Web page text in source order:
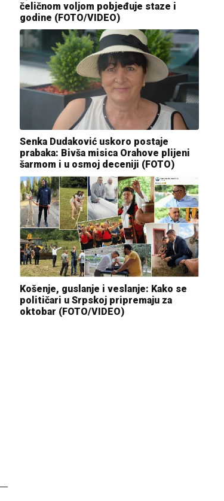
čeličnom voljom pobjeđuje staze i
godine (FOTO/VIDEO)
Senka Dudaković uskoro postaje
prabaka: Bivša misica Orahove plijeni
šarmom i u osmoj deceniji (FOTO)
Košenje, guslanje i veslanje: Kako se
političari u Srpskoj pripremaju za
oktobar (FOTO/VIDEO)